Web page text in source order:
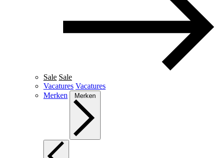
Sale Sale
Vacatures Vacatures
Merken
Merken